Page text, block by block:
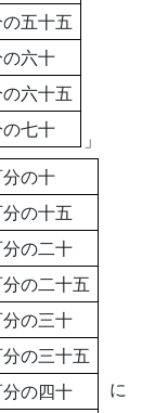
五十五
六十
六十五
七十 」
の十
の十五
の二十
の二十五
の三十
の三十五
の四十
に